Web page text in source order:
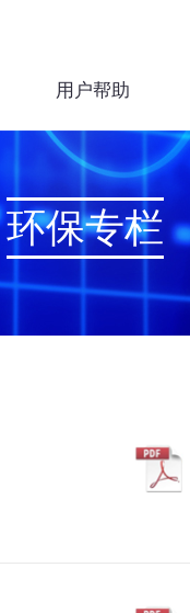
用户帮助
环保专栏